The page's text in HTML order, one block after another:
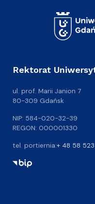
Rektorat
ul. prof. Marii Janion 7
80-309 Gdańsk
NIP: 584-020-32-39
REGON: 000001330
tel. portiernia:+ 48 58